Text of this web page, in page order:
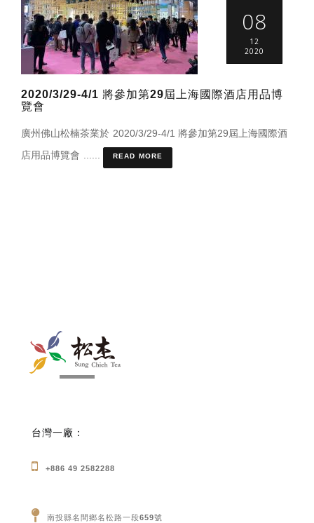
08
12
2020
2020/3/29-4/1 將參加第29屆上海國際酒店用品博
覽會
廣州佛山松楠茶業於 2020/3/29-4/1 將參加第29屆上海國際酒
店用品博覽會 ......
READ MORE
台灣一廠：
+886 49 2582288
南投縣名間鄉名松路一段659號